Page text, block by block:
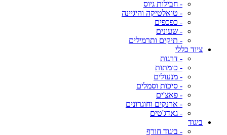
- חבילות גיוס
- טואלטיקה והיגיינה
- כפכפים
- שעונים
- תיקים ותרמילים
ציוד כללי
- דרגות
- כומתות
- מנעולים
- סיכות וסמלים
- פאצ'ים
- ארנקים וחוגרונים
- גאדג'טים
ביגוד
- ביגוד חורף